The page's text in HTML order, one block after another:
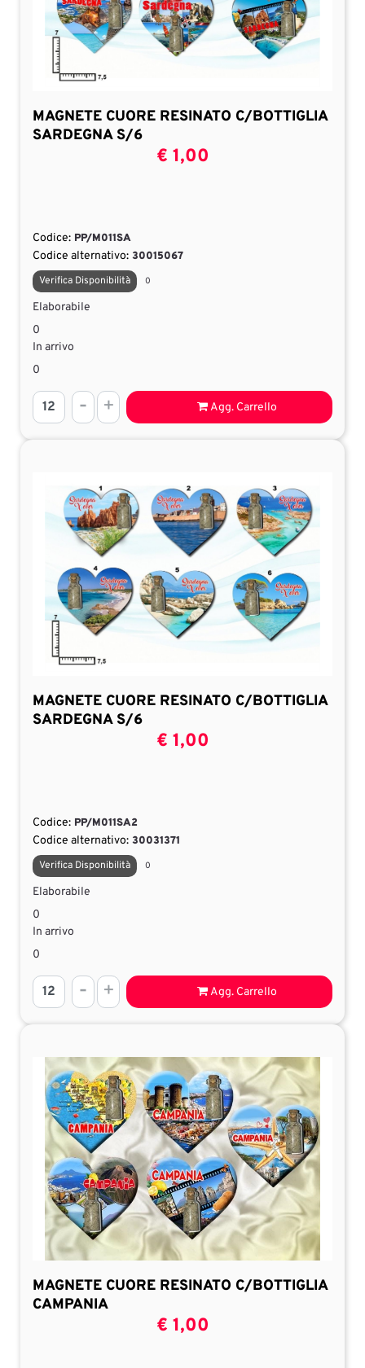
MAGNETE CUORE RESINATO C/BOTTIGLIA
SARDEGNA S/6
€ 1,00
Codice: PP/M011SA
Codice alternativo: 30015067
Verifica Disponibilità
0
Elaborabile
0
In arrivo
0
Quantità
Agg. Carrello
MAGNETE CUORE RESINATO C/BOTTIGLIA
SARDEGNA S/6
€ 1,00
Codice: PP/M011SA2
Codice alternativo: 30031371
Verifica Disponibilità
0
Elaborabile
0
In arrivo
0
Quantità
Agg. Carrello
MAGNETE CUORE RESINATO C/BOTTIGLIA
CAMPANIA
€ 1,00